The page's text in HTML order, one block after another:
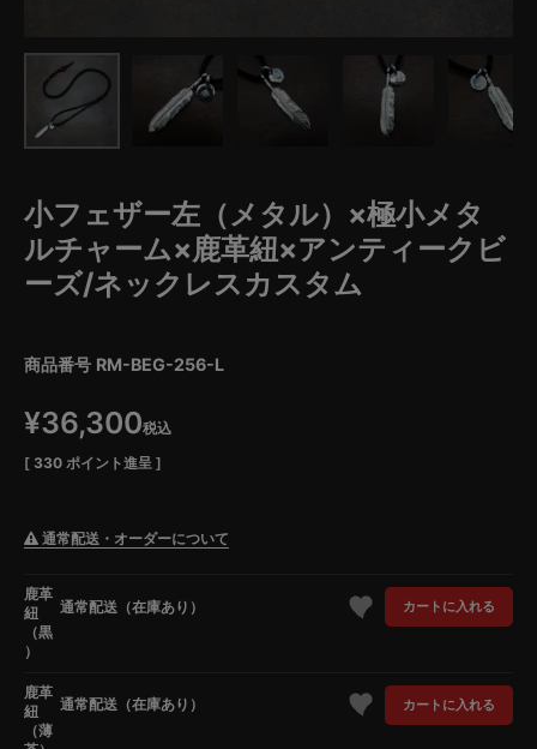
小フェザー左（メタル）×極小メタ
ルチャーム×鹿革紐×アンティークビ
ーズ/ネックレスカスタム
商品番号 RM-BEG-256-L
¥36,300税込
[ 330 ポイント進呈 ]
通常配送・オーダーについて
鹿革
紐
（黒
）
通常配送（在庫あり） カートに入れる
鹿革
紐
（薄
通常配送（在庫あり） カートに入れる